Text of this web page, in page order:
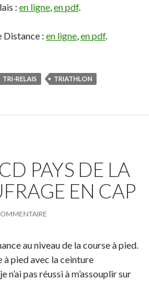
: en ligne en pdf.
Distance : en ligne en pdf.
TRI-RELAIS TRIATHLON
PAYS DE LA
EN CAP
au niveau de la course à pied.
à pied avec la ceinture
pas réussi à m’assouplir sur